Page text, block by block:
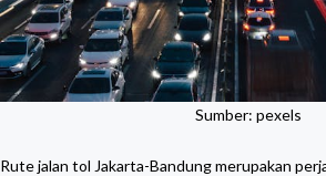
Sumber: pexels
Rute jalan tol Jakarta-Bandung merupakan